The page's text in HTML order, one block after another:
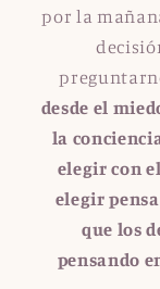
por la
desde el
la
elegir con
elegir
que los
pensando